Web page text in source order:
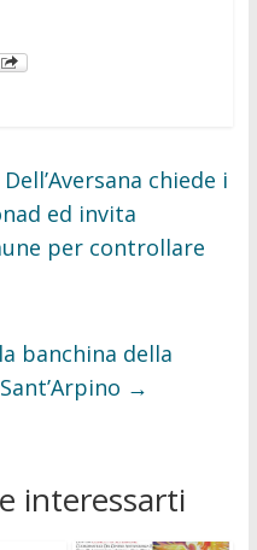
chiede i
ed invita
per controllare
banchina della
→
interessarti